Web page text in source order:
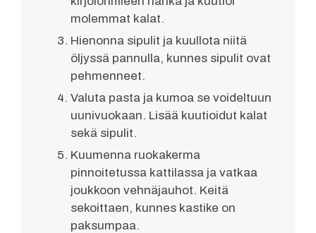
molemmat kalat.
Hienonna sipulit ja kuullota niitä
öljyssä pannulla, kunnes sipulit ovat
pehmenneet.
Valuta pasta ja kumoa se voideltuun
uunivuokaan. Lisää kuutioidut kalat
sekä sipulit.
Kuumenna ruokakerma
pinnoitetussa kattilassa ja vatkaa
joukkoon vehnäjauhot. Keitä
sekoittaen, kunnes kastike on
paksumpaa.